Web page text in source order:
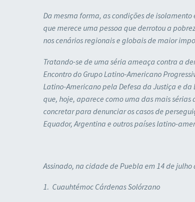
Da mesma forma, as condições de
que merece uma pessoa que derrotou a
nos cenários regionais e globais de maior
Tratando-se de uma séria ameaça contra a
Encontro do Grupo Latino-Americano
Latino-Americano pela Defesa da Justiça e
que, hoje, aparece como uma das mais
concretar para denunciar os casos de
Equador, Argentina e outros países latino-
Assinado, na cidade de Puebla em 14 de julho
1. Cuauhtémoc Cárdenas Solórzano